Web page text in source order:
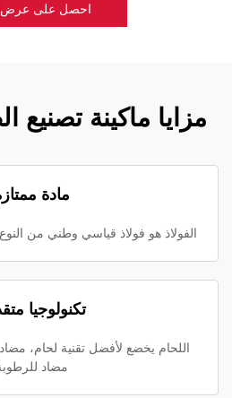
احصل على عرض
مزايا ماكينة
مادة
الفولاذ هو فولاذ قياسي وطني من النوع 45، وهو الأفضل في
تكنولوجيا
اللحام يخضع لأفضل تقنية لحام، مضاد
مضاد